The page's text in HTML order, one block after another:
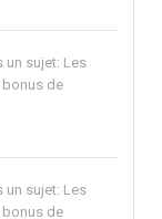
un sujet: Les
bonus de
un sujet: Les
bonus de